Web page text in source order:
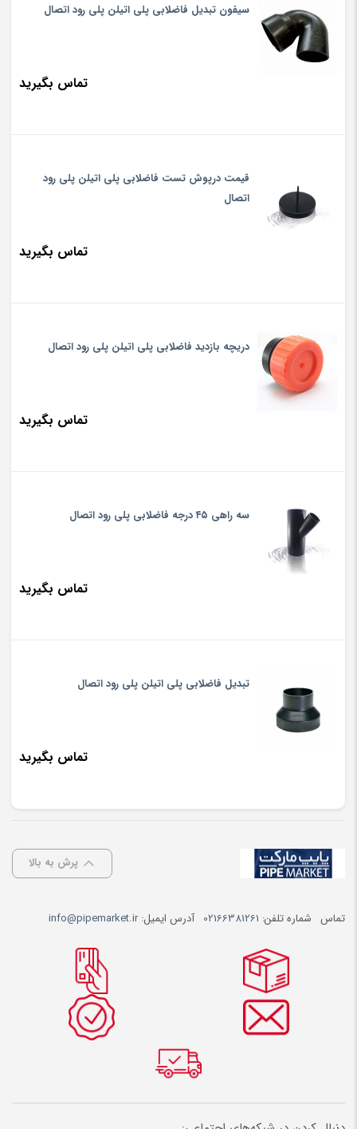
سیفون تبدیل فاضلابی پلی اتیلن پلی رود اتصال
تماس بگیرید
قیمت درپوش تست فاضلابی پلی اتیلن پلی رود
اتصال
تماس بگیرید
دریچه بازدید فاضلابی پلی اتیلن پلی رود اتصال
تماس بگیرید
سه راهی ۴۵ درجه فاضلابی پلی رود اتصال
تماس بگیرید
تبدیل فاضلابی پلی اتیلن پلی رود اتصال
تماس بگیرید
پرش به بالا
تماس شماره تلفن: 02166381261 آدرس ایمیل:info@pipemarket.ir